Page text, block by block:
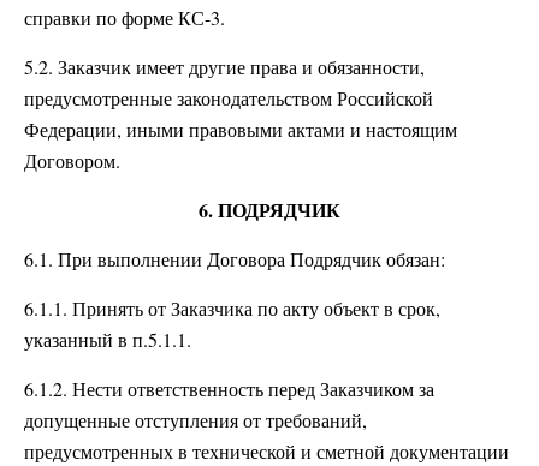
справки по форме КС-3.
5.2. Заказчик имеет другие права и обязанности,
предусмотренные законодательством Российской
Федерации, иными правовыми актами и настоящим
Договором.
6. ПОДРЯДЧИК
6.1. При выполнении Договора Подрядчик обязан:
6.1.1. Принять от Заказчика по акту объект в срок,
указанный в п.5.1.1.
6.1.2. Нести ответственность перед Заказчиком за
допущенные отступления от требований,
предусмотренных в технической и сметной документации